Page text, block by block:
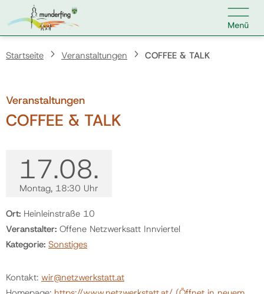
Kontakt 
Suche nach:
Home
Ihr Anliegen
Veranstaltungen
Startseite Veranstaltungen COFFEE & TALK
Veranstaltungen
COFFEE & TALK
17.08.
Montag, 18:30 Uhr
Ort: Heinleinstraße 10
Veranstalter: Offene Netzwerksatt Innviertel
Kategorie: Sonstiges
Kontakt: wir@netzwerkstatt.at